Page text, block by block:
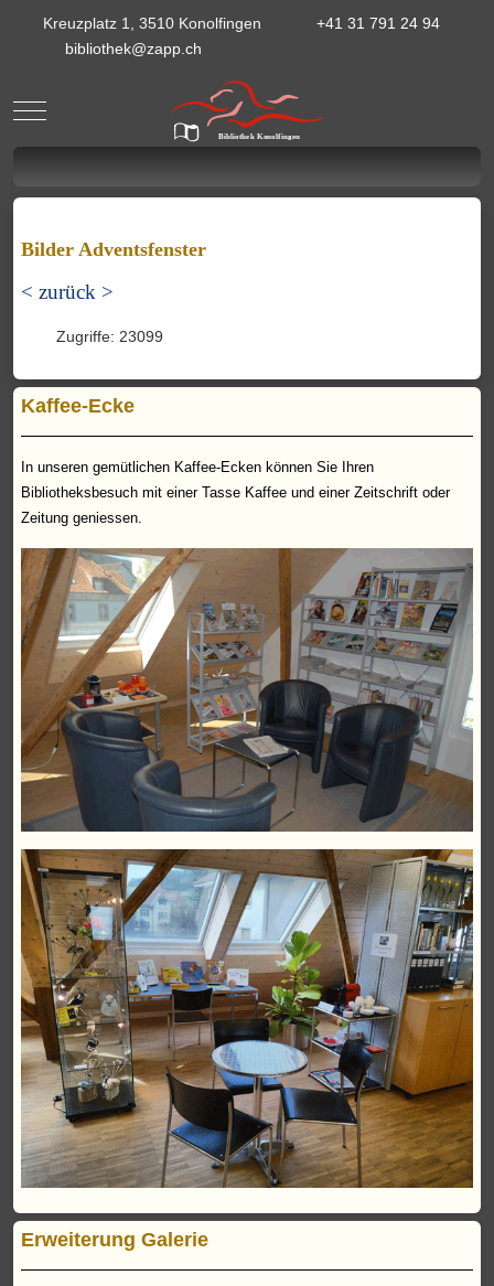
Kreuzplatz 1, 3510 Konolfingen
+41 31 791 24 94
bibliothek@zapp.ch
Mobile Menu Toggle
Bibliothek Konolfingen
Bilder Adventsfenster
< zurück >
Zugriffe: 23099
Kaffee-Ecke
In unseren gemütlichen Kaffee-Ecken können Sie Ihren
Bibliotheksbesuch mit einer Tasse Kaffee und einer Zeitschrift oder
Zeitung geniessen.
Erweiterung Galerie